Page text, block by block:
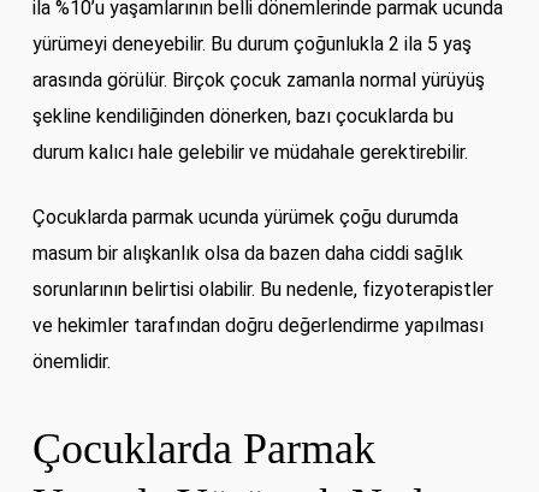
ila %10’u yaşamlarının belli dönemlerinde parmak ucunda
yürümeyi deneyebilir. Bu durum çoğunlukla 2 ila 5 yaş
arasında görülür. Birçok çocuk zamanla normal yürüyüş
şekline kendiliğinden dönerken, bazı çocuklarda bu
durum kalıcı hale gelebilir ve müdahale gerektirebilir.
Çocuklarda parmak ucunda yürümek çoğu durumda
masum bir alışkanlık olsa da bazen daha ciddi sağlık
sorunlarının belirtisi olabilir. Bu nedenle, fizyoterapistler
ve hekimler tarafından doğru değerlendirme yapılması
önemlidir.
Çocuklarda Parmak